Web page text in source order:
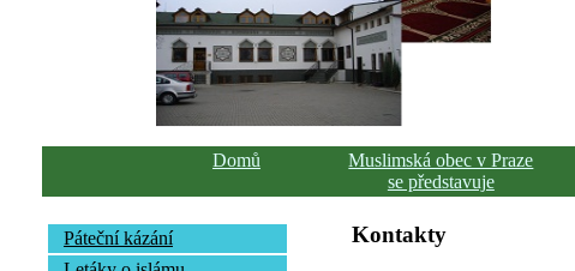
Domů
Muslimská obec v Praze
se představuje
Páteční kázání
Kontakty